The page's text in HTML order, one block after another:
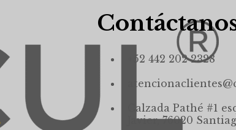
+52 442 202 2328
Calzada Pathé #1
Javier, 76020